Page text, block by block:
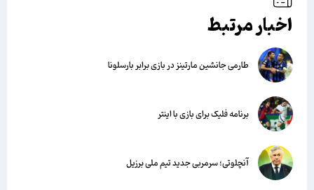
اخبار مرتبط
طارمی جانشین مارتینز در بازی برابر بارسلونا
برنامه فلیک برای بازی با اینتر
آنچلوتی؛ سرمربی جدید تیم ملی برزیل